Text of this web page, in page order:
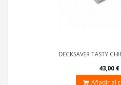
DECKSAVER TASTY
43,00 €
Añadir al